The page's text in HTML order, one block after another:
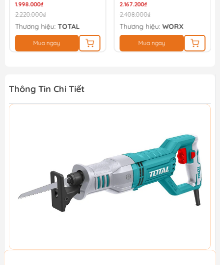
THKTHP41667
1.998.000₫
2.220.000₫
Thương hiệu: TOTAL
Mua ngay
2.167.200₫
2.408.000₫
Thương hiệu:WORX
Mua ngay
Thông Tin Chi Tiết